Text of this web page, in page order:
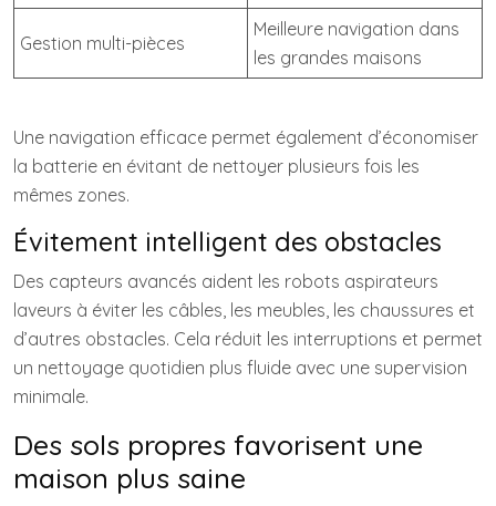
Gestion multi-pièces
Meilleure navigation dans
les grandes maisons
Une navigation efficace permet également d’économiser
la batterie en évitant de nettoyer plusieurs fois les
mêmes zones.
Évitement intelligent des obstacles
Des capteurs avancés aident les robots aspirateurs
laveurs à éviter les câbles, les meubles, les chaussures et
d’autres obstacles. Cela réduit les interruptions et permet
un nettoyage quotidien plus fluide avec une supervision
minimale.
Des sols propres favorisent une
maison plus saine